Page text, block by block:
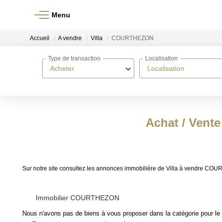
Menu
Accueil A vendre Villa COURTHEZON
Acheter
Type de transaction
Localisation
Localisation
Achat /
Sur notre site consultez les annonces immobilière de Villa à vendre
Immobilier COURTHEZON
Nous n'avons pas de biens à vous proposer dans la catégorie pour